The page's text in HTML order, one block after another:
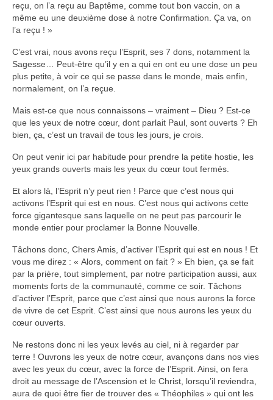
reçu, on l’a reçu au Baptême, comme tout bon vaccin, on a
même eu une deuxième dose à notre Confirmation. Ça va, on
l’a reçu ! »
C’est vrai, nous avons reçu l’Esprit, ses 7 dons, notamment la
Sagesse… Peut-être qu’il y en a qui en ont eu une dose un peu
plus petite, à voir ce qui se passe dans le monde, mais enfin,
normalement, on l’a reçue.
Mais est-ce que nous connaissons – vraiment – Dieu ? Est-ce
que les yeux de notre cœur, dont parlait Paul, sont ouverts ? Eh
bien, ça, c’est un travail de tous les jours, je crois.
On peut venir ici par habitude pour prendre la petite hostie, les
yeux grands ouverts mais les yeux du cœur tout fermés.
Et alors là, l’Esprit n’y peut rien ! Parce que c’est nous qui
activons l’Esprit qui est en nous. C’est nous qui activons cette
force gigantesque sans laquelle on ne peut pas parcourir le
monde entier pour proclamer la Bonne Nouvelle.
Tâchons donc, Chers Amis, d’activer l’Esprit qui est en nous ! Et
vous me direz : « Alors, comment on fait ? » Eh bien, ça se fait
par la prière, tout simplement, par notre participation aussi, aux
moments forts de la communauté, comme ce soir. Tâchons
d’activer l’Esprit, parce que c’est ainsi que nous aurons la force
de vivre de cet Esprit. C’est ainsi que nous aurons les yeux du
cœur ouverts.
Ne restons donc ni les yeux levés au ciel, ni à regarder par
terre ! Ouvrons les yeux de notre cœur, avançons dans nos vies
avec les yeux du cœur, avec la force de l’Esprit. Ainsi, on fera
droit au message de l’Ascension et le Christ, lorsqu’il reviendra,
aura de quoi être fier de trouver des « Théophiles » qui ont les